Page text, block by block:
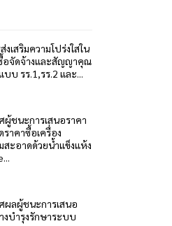
งเสริมความโปร่งใสใน
อจัดจ้างและสัญญาคุณ
บบ รร.1,รร.2 และ...
ผู้ชนะการเสนอราคา
าคาซื้อเครื่อง
สะอาดด้วยน้ำแข็งแห้ง
ผลผู้ชนะการเสนอ
งบำรุงรักษาระบบ